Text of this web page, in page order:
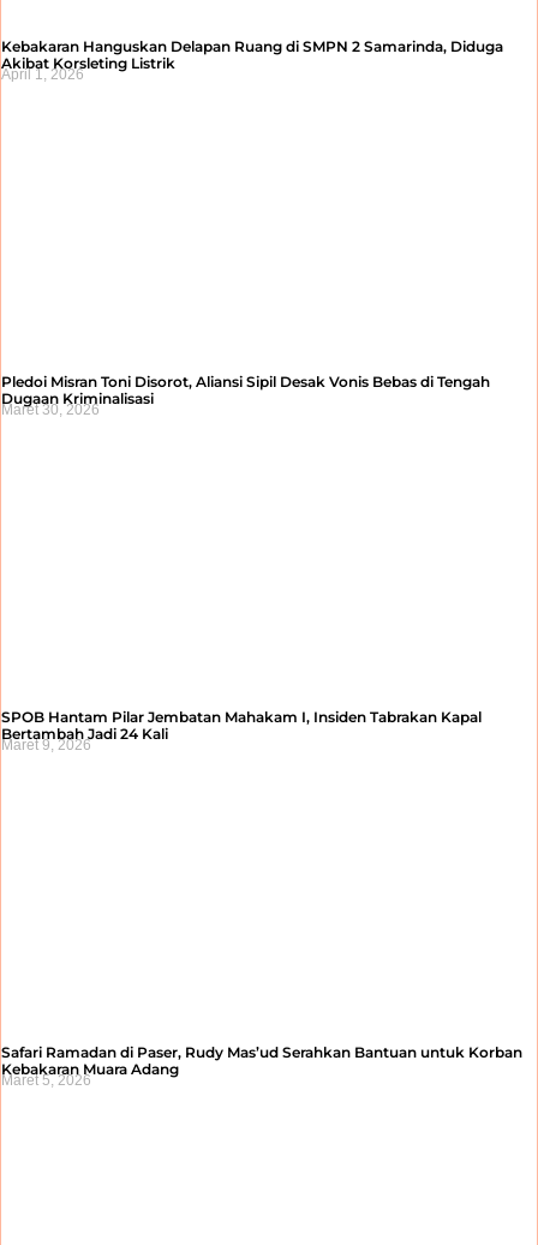
Kebakaran Hanguskan Delapan Ruang di SMPN 2 Samarinda, Diduga
Akibat Korsleting Listrik
April 1, 2026
Pledoi Misran Toni Disorot, Aliansi Sipil Desak Vonis Bebas di Tengah
Dugaan Kriminalisasi
Maret 30, 2026
SPOB Hantam Pilar Jembatan Mahakam I, Insiden Tabrakan Kapal
Bertambah Jadi 24 Kali
Maret 9, 2026
Safari Ramadan di Paser, Rudy Mas’ud Serahkan Bantuan untuk Korban
Kebakaran Muara Adang
Maret 5, 2026